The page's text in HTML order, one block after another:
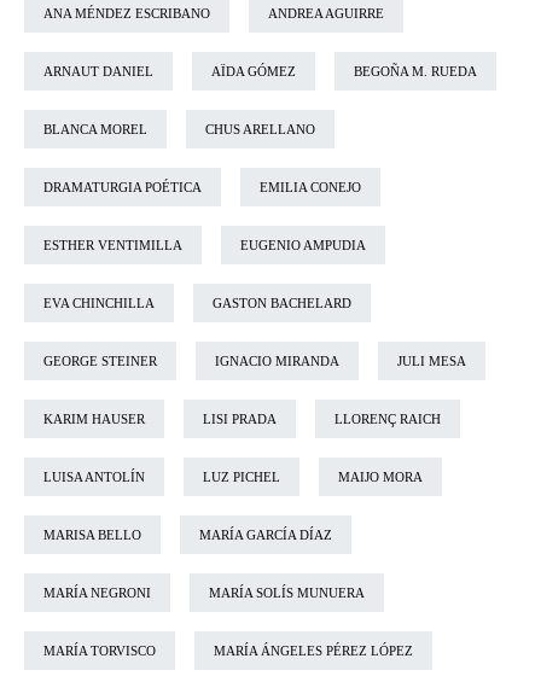
ANA MÉNDEZ ESCRIBANO ANDREA AGUIRRE
ARNAUT DANIEL AÏDA GÓMEZ BEGOÑA M. RUEDA
BLANCA MOREL CHUS ARELLANO
DRAMATURGIA POÉTICA EMILIA CONEJO
ESTHER VENTIMILLA EUGENIO AMPUDIA
EVA CHINCHILLA GASTON BACHELARD
GEORGE STEINER IGNACIO MIRANDA JULI MESA
KARIM HAUSER LISI PRADA LLORENÇ RAICH
LUISA ANTOLÍN LUZ PICHEL MAIJO MORA
MARISA BELLO MARÍA GARCÍA DÍAZ
MARÍA NEGRONI MARÍA SOLÍS MUNUERA
MARÍA TORVISCO MARÍA ÁNGELES PÉREZ LÓPEZ